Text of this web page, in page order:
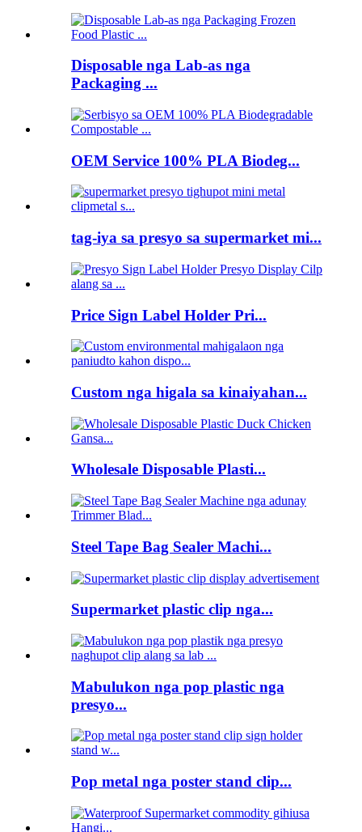
Disposable nga Lab-as nga
Packaging ...
OEM Service 100% PLA Biodeg...
tag-iya sa presyo sa supermarket mi...
Price Sign Label Holder Pri...
Custom nga higala sa kinaiyahan...
Wholesale Disposable Plasti...
Steel Tape Bag Sealer Machi...
Supermarket plastic clip nga...
Mabulukon nga pop plastic nga
presyo...
Pop metal nga poster stand clip...